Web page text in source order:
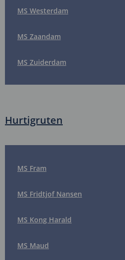
MS Westerdam
MS Zaandam
MS Zuiderdam
Hurtigruten
MS Fram
MS Fridtjof Nansen
MS Kong Harald
MS Maud